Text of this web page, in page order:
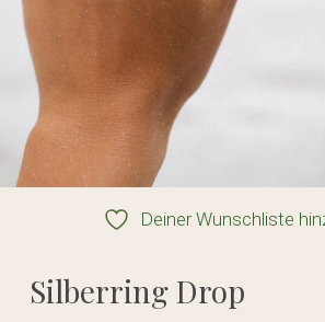
Deiner Wunschliste
Silberring Drop